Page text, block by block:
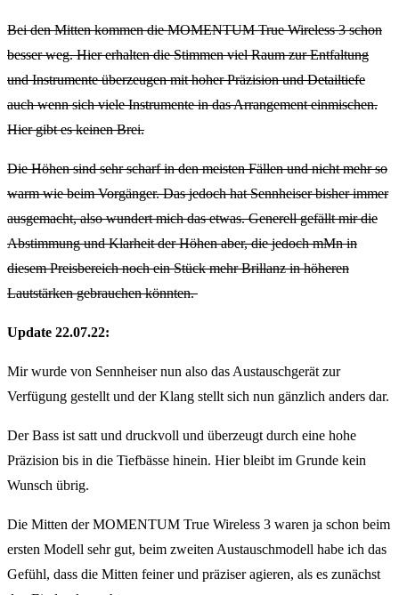
Bei den Mitten kommen die MOMENTUM True Wireless 3 schon
besser weg. Hier erhalten die Stimmen viel Raum zur Entfaltung
und Instrumente überzeugen mit hoher Präzision und Detailtiefe
auch wenn sich viele Instrumente in das Arrangement einmischen.
Hier gibt es keinen Brei.
Die Höhen sind sehr scharf in den meisten Fällen und nicht mehr so
warm wie beim Vorgänger. Das jedoch hat Sennheiser bisher immer
ausgemacht, also wundert mich das etwas. Generell gefällt mir die
Abstimmung und Klarheit der Höhen aber, die jedoch mMn in
diesem Preisbereich noch ein Stück mehr Brillanz in höheren
Lautstärken gebrauchen könnten.
Update 22.07.22:
Mir wurde von Sennheiser nun also das Austauschgerät zur
Verfügung gestellt und der Klang stellt sich nun gänzlich anders dar.
Der Bass ist satt und druckvoll und überzeugt durch eine hohe
Präzision bis in die Tiefbässe hinein. Hier bleibt im Grunde kein
Wunsch übrig.
Die Mitten der MOMENTUM True Wireless 3 waren ja schon beim
ersten Modell sehr gut, beim zweiten Austauschmodell habe ich das
Gefühl, dass die Mitten feiner und präziser agieren, als es zunächst